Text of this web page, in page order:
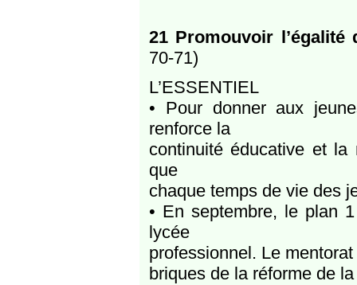
21 Promouvoir
70-71)
L’ESSENTIEL
• Pour donner aux
renforce la
continuité éducative et
que
chaque temps de vie des
• En septembre, le plan
lycée
professionnel. Le
briques de la réforme de